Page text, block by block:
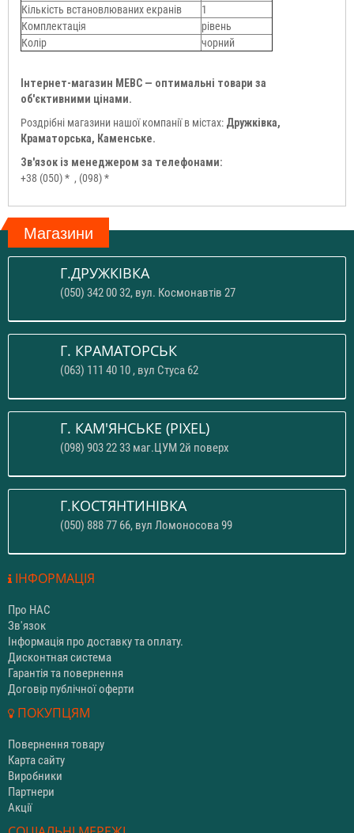
Кількість встановлюваних екранів
1
Комплектація
рівень
Колір
чорний
Інтернет-магазин МЕВС — оптимальні товари за
об'єктивними цінами.
Роздрібні магазини нашої компанії в містах: Дружківка,
Краматорська, Каменське.
Зв'язок із менеджером за телефонами:
+38 (050) * , (098) *
Магазини
Г.ДРУЖКІВКА
(050) 342 00 32, вул. Космонавтів 27
Г. КРАМАТОРСЬК
(063) 111 40 10 , вул Стуса 62
Г. КАМ'ЯНСЬКЕ (PIXEL)
(098) 903 22 33 маг.ЦУМ 2й поверх
Г.КОСТЯНТИНІВКА
(050) 888 77 66, вул Ломоносова 99
ІНФОРМАЦІЯ
Про НАС
Зв'язок
Інформація про доставку та оплату.
Дисконтная система
Гарантія та повернення
Договір публічної оферти
ПОКУПЦЯМ
Повернення товару
Карта сайту
Виробники
Партнери
Акції